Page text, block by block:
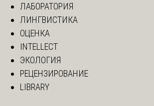
ЛАБОРАТОРИЯ
ЛИНГВИСТИКА
ОЦЕНКА
INTELLECT
ЭКОЛОГИЯ
РЕЦЕНЗИРОВАНИЕ
LIBRARY